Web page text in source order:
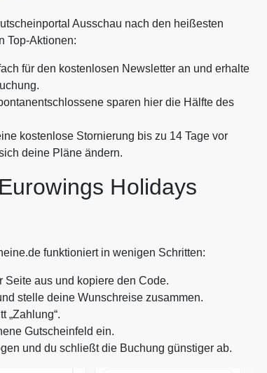
Ausschau nach den heißesten
Top-Aktionen:
für den kostenlosen Newsletter an und erhalte
sparen hier die Hälfte des
kostenlose Stornierung bis zu 14 Tage vor
deine Pläne ändern.
Holidays
funktioniert in wenigen Schritten:
aus und kopiere den Code.
stelle deine Wunschreise zusammen.
„Zahlung“.
Gutscheinfeld ein.
und du schließt die Buchung günstiger ab.